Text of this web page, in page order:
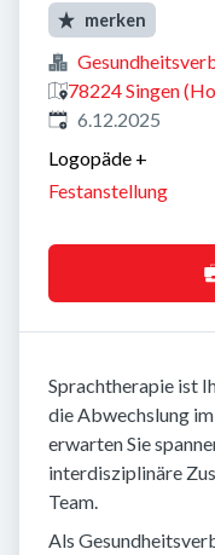
merken
78224 Singen
Veröffentlicht
6.12.2025
Logopäde +
Festanstellung
Sprachtherapie ist
die Abwechslung
erwarten Sie
interdisziplinäre
Team.
Als